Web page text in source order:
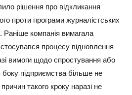
рішення про відкликання
проти програми журналістських
Раніше компанія вимагала
процесу відновлення
вимоги щодо спростування або
боку підприємства більше не
такого кроку наразі не